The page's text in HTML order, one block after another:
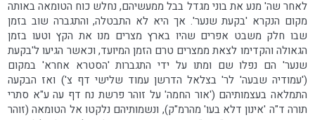
לאחר שה' מנע את בוני מגדל בבל ממעשיהם, נחלש כוח הטומאה באותה
מקום הנקרא 'בקעת שנער'. אך היא לא התבטלה, והתגברה שוב בזמן
שבו חלק משבט אפרים שהיו בארץ מצרים מנו את הקץ וטעו בזמן
הגאולה והקדימו לצאת ממצרים טרם הזמן המיועד, וכאשר הגיעו ל'בקעת
שנער' הם נפלו שם ומתו על ידי התגברות 'הסטרא אחרא' במקום
('עמודיה שבעה' לר' בצלאל הדרשן עמוד שלישי דף צ') ואז הבקעה
התמלאה בעצמותיהם ('אור החמה' על זוהר פרשת נח דף עה ע"א סתרי
תורה ד"ה 'אינון דלא בעו' מהרמ"ק), ונשמותיהם נלקטו אל הטומאה (זוהר